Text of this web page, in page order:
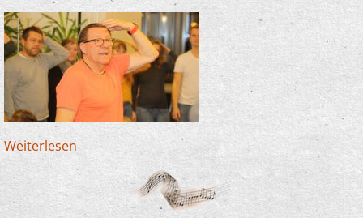
Weiterlesen über Kinder mit der Kraft der Musik stärken -
das ist Musikschule